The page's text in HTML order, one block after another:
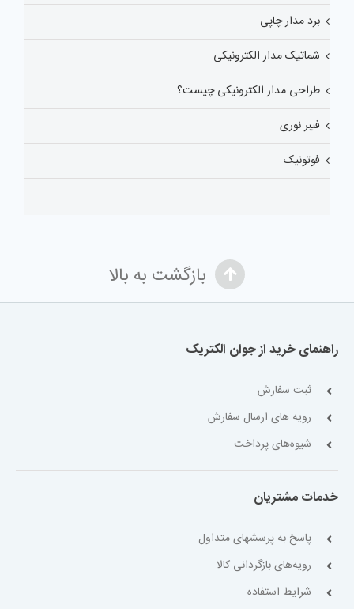
برد مدار چاپی
شماتیک مدار الکترونیکی
طراحی مدار الکترونیکی چیست؟
فیبر نوری
فوتونیک
بازگشت به بالا
راهنمای خرید از جوان الکتریک
ثبت سفارش
رویه های ارسال سفارش
شیوه‌های پرداخت
خدمات مشتریان
پاسخ به پرسشهای متداول
رویه‌های بازگردانی کالا
شرایط استفاده